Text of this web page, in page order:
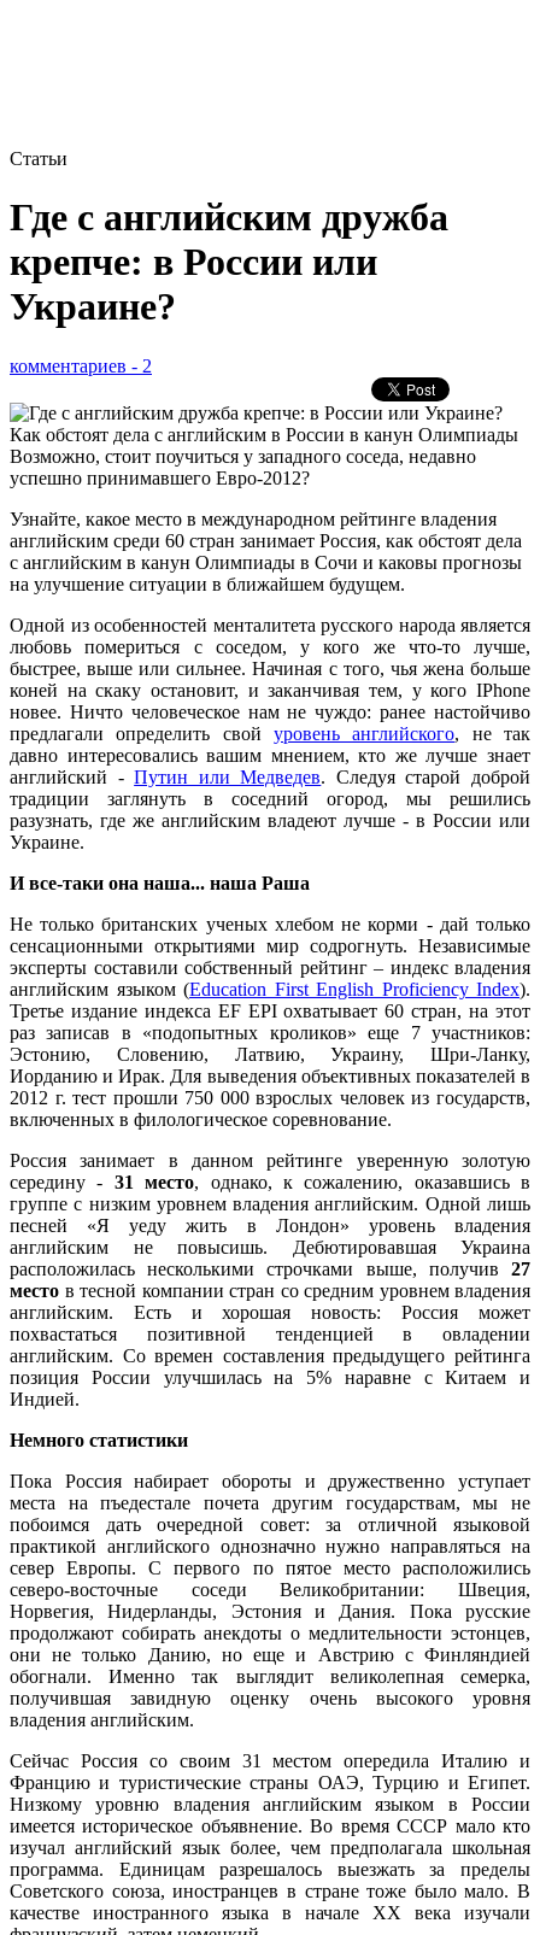
Статьи
Где с английским дружба
крепче: в России или
Украине?
комментариев - 2
Узнайте, какое место в международном рейтинге владения
английским среди 60 стран занимает Россия, как обстоят дела
с английским в канун Олимпиады в Сочи и каковы прогнозы
на улучшение ситуации в ближайшем будущем.
Одной из особенностей менталитета русского народа является
любовь помериться с соседом, у кого же что-то лучше,
быстрее, выше или сильнее. Начиная с того, чья жена больше
коней на скаку остановит, и заканчивая тем, у кого IPhone
новее. Ничто человеческое нам не чуждо: ранее настойчиво
предлагали определить свой уровень английского, не так
давно интересовались вашим мнением, кто же лучше знает
английский -Путин или Медведев. Следуя старой доброй
традиции заглянуть в соседний огород, мы решились
разузнать, где же английским владеют лучше - в России или
Украине.
И все-таки она наша... наша Раша
Не только британских ученых хлебом не корми - дай только
сенсационными открытиями мир содрогнуть. Независимые
эксперты составили собственный рейтинг – индекс владения
английским языком (Education First English Proficiency Index).
Третье издание индекса EF EPI охватывает 60 стран, на этот
раз записав в «подопытных кроликов» еще 7 участников:
Эстонию, Словению, Латвию, Украину, Шри-Ланку,
Иорданию и Ирак. Для выведения объективных показателей в
2012 г. тест прошли 750 000 взрослых человек из государств,
включенных в филологическое соревнование.
Россия занимает в данном рейтинге уверенную золотую
середину - 31 место, однако, к сожалению, оказавшись в
группе с низким уровнем владения английским. Одной лишь
песней «Я уеду жить в Лондон» уровень владения
английским не повысишь. Дебютировавшая Украина
расположилась несколькими строчками выше, получив 27
место в тесной компании стран со средним уровнем владения
английским. Есть и хорошая новость: Россия может
похвастаться позитивной тенденцией в овладении
английским. Со времен составления предыдущего рейтинга
позиция России улучшилась на 5% наравне с Китаем и
Индией.
Немного статистики
Пока Россия набирает обороты и дружественно уступает
места на пъедестале почета другим государствам, мы не
побоимся дать очередной совет: за отличной языковой
практикой английского однозначно нужно направляться на
север Европы. С первого по пятое место расположились
северо-восточные соседи Великобритании: Швеция,
Норвегия, Нидерланды, Эстония и Дания. Пока русские
продолжают собирать анекдоты о медлительности эстонцев,
они не только Данию, но еще и Австрию с Финляндией
обогнали. Именно так выглядит великолепная семерка,
получившая завидную оценку очень высокого уровня
владения английским.
Сейчас Россия со своим 31 местом опередила Италию и
Францию и туристические страны ОАЭ, Турцию и Египет.
Низкому уровню владения английским языком в России
имеется историческое объявнение. Во время СССР мало кто
изучал английский язык более, чем предполагала школьная
программа. Единицам разрешалось выезжать за пределы
Советского союза, иностранцев в стране тоже было мало. В
качестве иностранного языка в начале XX века изучали